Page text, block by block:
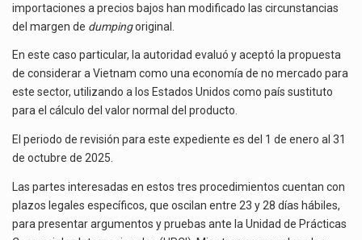
importaciones a precios bajos han modificado las circunstancias
del margen de dumpingoriginal.
En este caso particular, la autoridad evaluó y aceptó la propuesta
de considerar a Vietnam como una economía de no mercado para
este sector, utilizando a los Estados Unidos como país sustituto
para el cálculo del valor normal del producto.
El periodo de revisión para este expediente es del 1 de enero al 31
de octubre de 2025.
Las partes interesadas en estos tres procedimientos cuentan con
plazos legales específicos, que oscilan entre 23 y 28 días hábiles,
para presentar argumentos y pruebas ante la Unidad de Prácticas